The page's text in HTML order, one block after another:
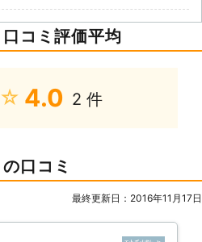
コミ評価平均
4.0 2 件
口コミ
最終更新日：2016年11月17日